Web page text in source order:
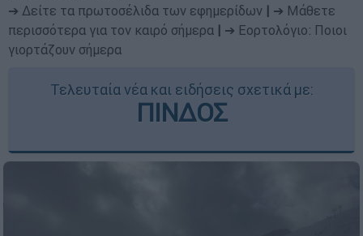
➔ Δείτε τα πρωτοσέλιδα των εφημερίδων
➔ Μάθετε
περισσότερα για τον καιρό σήμερα
➔ Εορτολόγιο: Ποιοι
γιορτάζουν σήμερα
Τελευταία νέα και ειδήσεις σχετικά με:
ΠΙΝΔΟΣ